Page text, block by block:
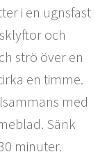
i en ugnsfast
och
strö över en
en timme.
med
Sänk
minuter.